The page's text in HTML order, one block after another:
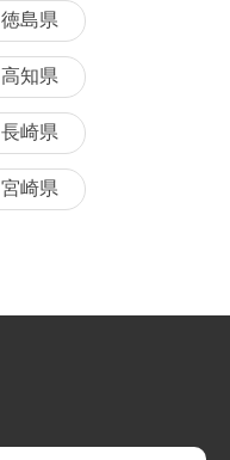
徳島県
高知県
長崎県
宮崎県